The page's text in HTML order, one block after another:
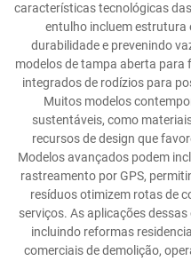
características tecnológicas
entulho incluem
durabilidade e prevenindo
modelos de tampa aberta para
integrados de rodízios para
Muitos modelos
sustentáveis, como
recursos de design que
Modelos avançados podem
rastreamento por GPS,
resíduos otimizem rotas de
serviços. As aplicações
incluindo reformas
comerciais de demolição,